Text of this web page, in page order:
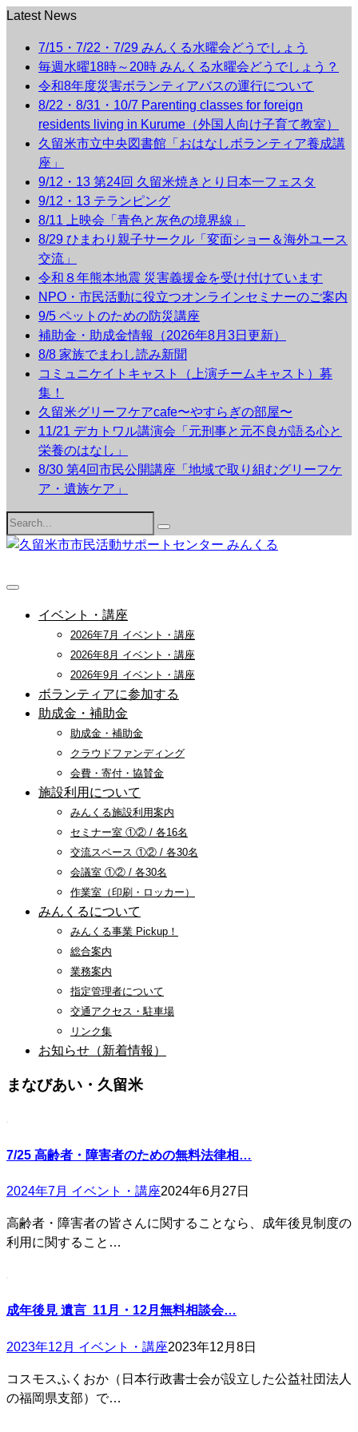
Latest News
7/15・7/22・7/29 みんくる水曜会どうでしょう
毎週水曜18時～20時 みんくる水曜会どうでしょう？
令和8年度災害ボランティアバスの運行について
8/22・8/31・10/7 Parenting classes for foreign
residents living in Kurume（外国人向け子育て教室）
久留米市立中央図書館「おはなしボランティア養成講
座」
9/12・13 第24回 久留米焼きとり日本一フェスタ
9/12・13 テランピング
8/11 上映会「青色と灰色の境界線」
8/29 ひまわり親子サークル「変面ショー＆海外ユース
交流」
令和８年熊本地震 災害義援金を受け付けています
NPO・市民活動に役立つオンラインセミナーのご案内
9/5 ペットのための防災講座
補助金・助成金情報（2026年8月3日更新）
8/8 家族でまわし読み新聞
コミュニケイトキャスト（上演チームキャスト）募
集！
久留米グリーフケアcafe〜やすらぎの部屋〜
11/21 デカトワル講演会「元刑事と元不良が語る心と
栄養のはなし」
8/30 第4回市民公開講座「地域で取り組むグリーフケ
ア・遺族ケア」
Search
for:
イベント・講座
2026年7月 イベント・講座
2026年8月 イベント・講座
2026年9月 イベント・講座
ボランティアに参加する
助成金・補助金
助成金・補助金
クラウドファンディング
会費・寄付・協賛金
施設利用について
みんくる施設利用案内
セミナー室 ①② / 各16名
交流スペース ①② / 各30名
会議室 ①② / 各30名
作業室（印刷・ロッカー）
みんくるについて
みんくる事業 Pickup！
総合案内
業務案内
指定管理者について
交通アクセス・駐車場
リンク集
お知らせ（新着情報）
まなびあい・久留米
7/25 高齢者・障害者のための無料法律相…
2024年7月 イベント・講座2024年6月27日
高齢者・障害者の皆さんに関することなら、成年後見制度の
利用に関すること…
成年後見 遺言 11月・12月無料相談会…
2023年12月 イベント・講座2023年12月8日
コスモスふくおか（日本行政書士会が設立した公益社団法人
の福岡県支部）で…